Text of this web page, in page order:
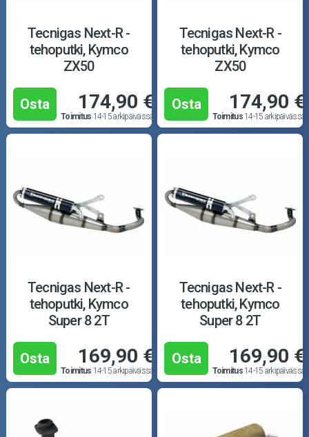
Tecnigas Next-R -
tehoputki, Kymco
ZX50
Osta 174,90 €
Toimitus 14-15 arkipäivässä
Tecnigas Next-R -
tehoputki, Kymco
ZX50
Osta 174,90 €
Toimitus14-15 arkipäivässä
Tecnigas Next-R -
tehoputki, Kymco
Super 8 2T
Osta 169,90 €
Toimitus 14-15 arkipäivässä
Tecnigas Next-R -
tehoputki, Kymco
Super 8 2T
Osta 169,90 €
Toimitus14-15 arkipäivässä